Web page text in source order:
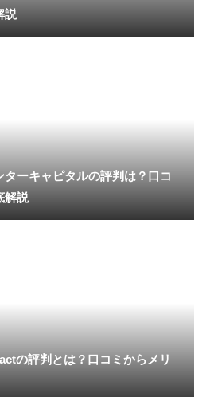
説
ーキャピタルの評判は？口コ
解説
の評判とは？口コミからメリ